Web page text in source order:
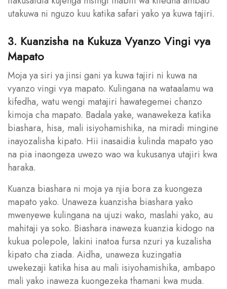
utakuwa ni nguzo kuu katika safari yako ya kuwa tajiri.
3. Kuanzisha na Kukuza Vyanzo Vingi vya
Mapato
Moja ya siri ya jinsi gani ya kuwa tajiri ni kuwa na
vyanzo vingi vya mapato. Kulingana na wataalamu wa
kifedha, watu wengi matajiri hawategemei chanzo
kimoja cha mapato. Badala yake, wanawekeza katika
biashara, hisa, mali isiyohamishika, na miradi mingine
inayozalisha kipato. Hii inasaidia kulinda mapato yao
na pia inaongeza uwezo wao wa kukusanya utajiri kwa
haraka.
Kuanza biashara ni moja ya njia bora za kuongeza
mapato yako. Unaweza kuanzisha biashara yako
mwenyewe kulingana na ujuzi wako, maslahi yako, au
mahitaji ya soko. Biashara inaweza kuanzia kidogo na
kukua polepole, lakini inatoa fursa nzuri ya kuzalisha
kipato cha ziada. Aidha, unaweza kuzingatia
uwekezaji katika hisa au mali isiyohamishika, ambapo
mali yako inaweza kuongezeka thamani kwa muda.